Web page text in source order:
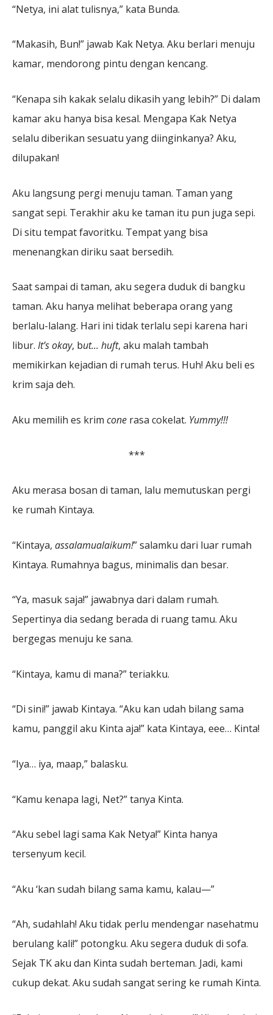
“Netya, ini alat tulisnya,” kata Bunda.
“Makasih, Bun!” jawab Kak Netya. Aku berlari menuju
kamar, mendorong pintu dengan kencang.
“Kenapa sih kakak selalu dikasih yang lebih?” Di dalam
kamar aku hanya bisa kesal. Mengapa Kak Netya
selalu diberikan sesuatu yang diinginkanya? Aku,
dilupakan!
Aku langsung pergi menuju taman. Taman yang
sangat sepi. Terakhir aku ke taman itu pun juga sepi.
Di situ tempat favoritku. Tempat yang bisa
menenangkan diriku saat bersedih.
Saat sampai di taman, aku segera duduk di bangku
taman. Aku hanya melihat beberapa orang yang
berlalu-lalang. Hari ini tidak terlalu sepi karena hari
libur. It’s okay, but... huft, aku malah tambah
memikirkan kejadian di rumah terus. Huh! Aku beli es
krim saja deh.
Aku memilih es krim cone rasa cokelat. Yummy!!!
***
Aku merasa bosan di taman, lalu memutuskan pergi
ke rumah Kintaya.
“Kintaya, assalamualaikum!” salamku dari luar rumah
Kintaya. Rumahnya bagus, minimalis dan besar.
“Ya, masuk saja!” jawabnya dari dalam rumah.
Sepertinya dia sedang berada di ruang tamu. Aku
bergegas menuju ke sana.
“Kintaya, kamu di mana?” teriakku.
“Di sini!” jawab Kintaya. “Aku kan udah bilang sama
kamu, panggil aku Kinta aja!” kata Kintaya, eee… Kinta!
“Iya… iya, maap,” balasku.
“Kamu kenapa lagi, Net?” tanya Kinta.
“Aku sebel lagi sama Kak Netya!” Kinta hanya
tersenyum kecil.
“Aku ‘kan sudah bilang sama kamu, kalau—”
“Ah, sudahlah! Aku tidak perlu mendengar nasehatmu
berulang kali!” potongku. Aku segera duduk di sofa.
Sejak TK aku dan Kinta sudah berteman. Jadi, kami
cukup dekat. Aku sudah sangat sering ke rumah Kinta.